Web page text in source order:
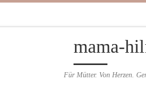
mama-
Für Mütter. Von Herzen.